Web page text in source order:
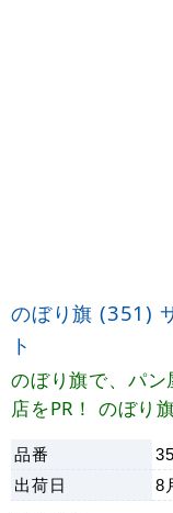
のぼり旗 (351)
ト
のぼり旗で、パ
店をPR！ のぼり
品番
出荷日 8